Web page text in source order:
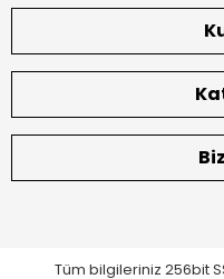
Tüm bilgileriniz 256bit